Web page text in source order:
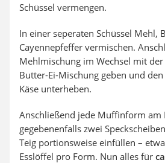
Schüssel vermengen.
In einer seperaten Schüssel Mehl,
Cayennepfeffer vermischen.
Mehlmischung im Wechsel mit
Butter-Ei-Mischung geben und
Käse unterheben.
Anschließend jede Muffinform am
gegebenenfalls zwei
Teig portionsweise einfüllen –
Esslöffel pro Form. Nun alles für